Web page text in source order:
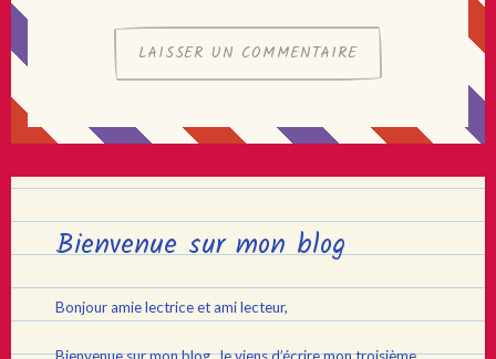
Bienvenue sur mon blog
Bonjour amie lectrice et ami lecteur,